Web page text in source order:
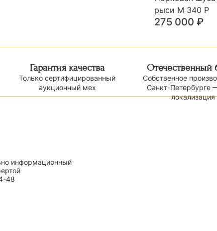
рыси М 340 Р
275 000 ₽
Гарантия качества
Только сертифицированный
аукционный мех
Отечественный
Собственное
Санкт-Петербурге
локализация
информационный
48